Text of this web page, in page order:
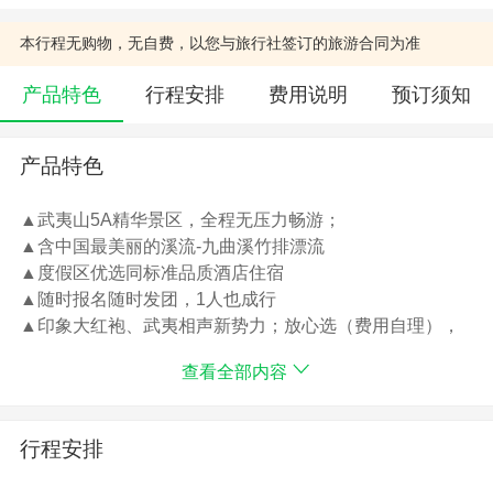
本行程无购物，无自费，以您与旅行社签订的旅游合同为准
产品特色 行程安排 费用说明 预订须知
产品特色
▲武夷山5A精华景区，全程无压力畅游；
▲含中国最美丽的溪流-九曲溪竹排漂流
▲度假区优选同标准品质酒店住宿
▲随时报名随时发团，1人也成行
▲印象大红袍、武夷相声新势力；放心选（费用自理），
你眼前、五光十色的梦幻水世界。第一天
您的身份证号及联系方式等个人信息，如未发送将视为您
查看全部内容
行程安排